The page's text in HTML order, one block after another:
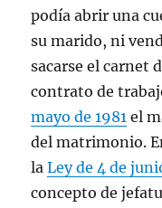
podía abrir una
su marido, ni
sacarse el carnet
contrato de
mayo de 1981 el
del matrimonio.
laLey de 4 de
concepto de